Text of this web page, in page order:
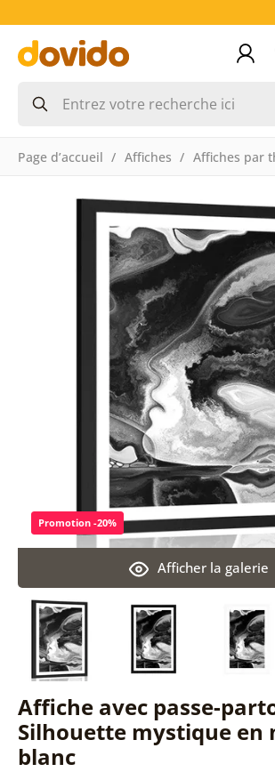
Page d’accueil Affiches Affiches par
Affiche avec passe-
Silhouette mystique en
blanc
Afficher la galerie
Promotion -20%